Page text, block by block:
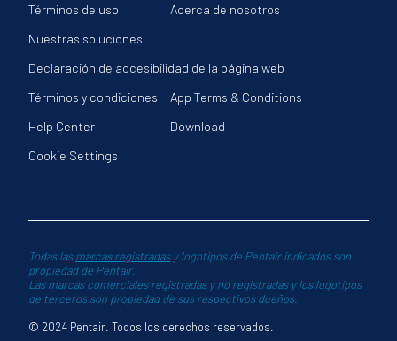
Términos de uso
Acerca de nosotros
Nuestras soluciones
Declaración de accesibilidad de la página web
Términos y condiciones
App Terms & Conditions
Help Center
Download
Cookie Settings
Todas lasmarcas registradasy logotipos de Pentair indicados son
propiedad de Pentair.
Las marcas comerciales registradas y no registradas y los logotipos
de terceros son propiedad de sus respectivos dueños.
© 2024 Pentair. Todos los derechos reservados.